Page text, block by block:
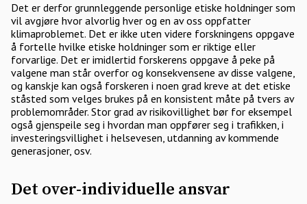
Det er derfor grunnleggende personlige etiske holdninger som
vil avgjøre hvor alvorlig hver og en av oss oppfatter
klimaproblemet. Det er ikke uten videre forskningens oppgave
å fortelle hvilke etiske holdninger som er riktige eller
forvarlige. Det er imidlertid forskerens oppgave å peke på
valgene man står overfor og konsekvensene av disse valgene,
og kanskje kan også forskeren i noen grad kreve at det etiske
ståsted som velges brukes på en konsistent måte på tvers av
problemområder. Stor grad av risikovillighet bør for eksempel
også gjenspeile seg i hvordan man oppfører seg i trafikken, i
investeringsvillighet i helsevesen, utdanning av kommende
generasjoner, osv.
Det over-individuelle ansvar